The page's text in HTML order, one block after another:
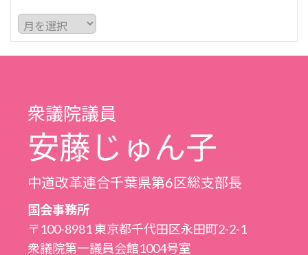
ア
ー
カ
イ
衆議院議員
安藤じゅん子
中道改革連合千葉県第6区総支部長
国会事務所
〒100-8981 東京都千代田区永田町2-2-1
衆議院第一議員会館1004号室